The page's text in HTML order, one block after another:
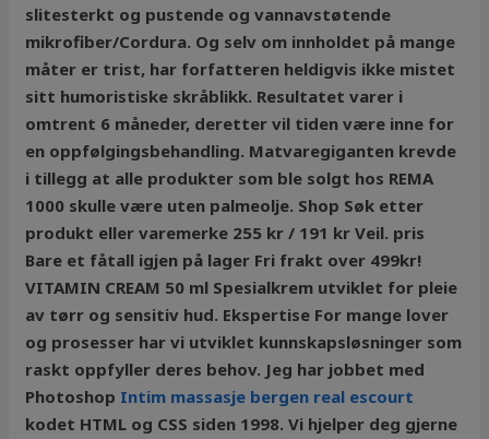
slitesterkt og pustende og vannavstøtende
mikrofiber/Cordura. Og selv om innholdet på mange
måter er trist, har forfatteren heldigvis ikke mistet
sitt humoristiske skråblikk. Resultatet varer i
omtrent 6 måneder, deretter vil tiden være inne for
en oppfølgingsbehandling. Matvaregiganten krevde
i tillegg at alle produkter som ble solgt hos REMA
1000 skulle være uten palmeolje. Shop Søk etter
produkt eller varemerke 255 kr / 191 kr Veil. pris
Bare et fåtall igjen på lager Fri frakt over 499kr!
VITAMIN CREAM 50 ml Spesialkrem utviklet for pleie
av tørr og sensitiv hud. Ekspertise For mange lover
og prosesser har vi utviklet kunnskapsløsninger som
raskt oppfyller deres behov. Jeg har jobbet med
Photoshop Intim massasje bergen real escourt
kodet HTML og CSS siden 1998. Vi hjelper deg gjerne